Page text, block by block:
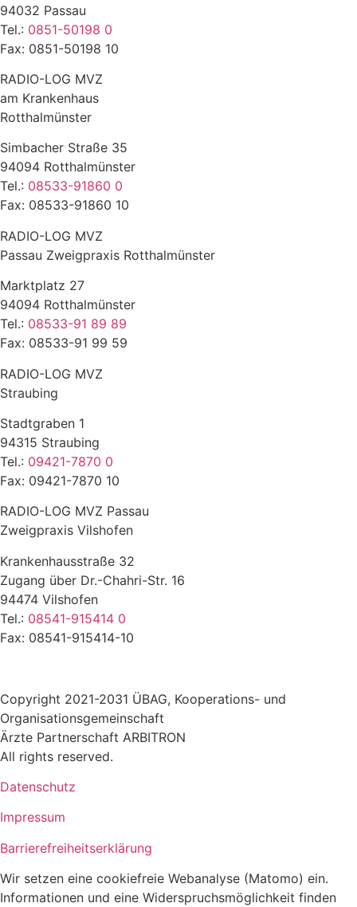
94032 Passau
Tel.: 0851-50198 0
Fax: 0851-50198 10
RADIO-LOG MVZ
am Krankenhaus
Rotthalmünster
Simbacher Straße 35
94094 Rotthalmünster
Tel.: 08533-91860 0
Fax: 08533-91860 10
RADIO-LOG MVZ
Passau Zweigpraxis Rotthalmünster
Marktplatz 27
94094 Rotthalmünster
Tel.: 08533-91 89 89
Fax: 08533-91 99 59
RADIO-LOG MVZ
Straubing
Stadtgraben 1
94315 Straubing
Tel.: 09421-7870 0
Fax: 09421-7870 10
RADIO-LOG MVZ Passau
Zweigpraxis Vilshofen
Krankenhausstraße 32
Zugang über Dr.-Chahri-Str. 16
94474 Vilshofen
Tel.: 08541-915414 0
Fax: 08541-915414-10
Copyright 2021-2031 ÜBAG, Kooperations- und
Organisationsgemeinschaft
Ärzte Partnerschaft ARBITRON
All rights reserved.
Datenschutz
Impressum
Barrierefreiheitserklärung
Wir setzen eine cookiefreie Webanalyse (Matomo) ein.
Informationen und eine Widerspruchsmöglichkeit finden